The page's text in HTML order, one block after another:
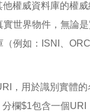
權威資料庫的權
世界物件，無論
例如：ISNI、
，用於識別實體
欄$1包含一個